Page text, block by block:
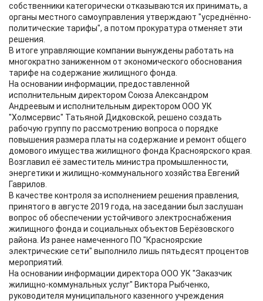
собственники категорически отказываются их принимать, а
органы местного самоуправления утверждают "усреднённо-
политические тарифы", а потом прокуратура отменяет эти
решения.
В итоге управляющие компании вынуждены работать на
многократно заниженном от экономического обоснования
тарифе на содержание жилищного фонда.
На основании информации, предоставленной
исполнительным директором Союза Александром
Андреевым и исполнительным директором ООО УК
"Холмсервис" Татьяной Дидковской, решено создать
рабочую группу по рассмотрению вопроса о порядке
повышения размера платы на содержание и ремонт общего
домового имущества жилищного фонда Красноярского края.
Возглавил её заместитель министра промышленности,
энергетики и жилищно-коммунального хозяйства Евгений
Гаврилов.
В качестве контроля за исполнением решения правления,
принятого в августе 2019 года, на заседании был заслушан
вопрос об обеспечении устойчивого электроснабжения
жилищного фонда и социальных объектов Берёзовского
района. Из ранее намеченного ПО "Красноярские
электрические сети" выполнило лишь пятьдесят процентов
мероприятий.
На основании информации директора ООО УК "Заказчик
жилищно-коммунальных услуг" Виктора Рыбченко,
руководителя муниципального казенного учреждения